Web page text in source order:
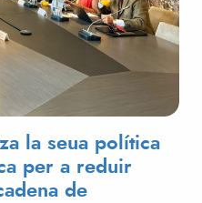
la seua política
per a reduir
de